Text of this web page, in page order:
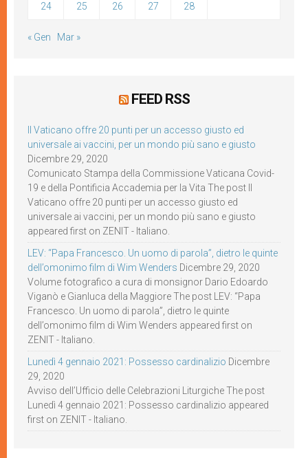
24 25 26 27 28
« Gen Mar »
FEED RSS
Il Vaticano offre 20 punti per un accesso giusto ed
universale ai vaccini, per un mondo più sano e giusto
Dicembre 29, 2020
Comunicato Stampa della Commissione Vaticana Covid-
19 e della Pontificia Accademia per la Vita The post Il
Vaticano offre 20 punti per un accesso giusto ed
universale ai vaccini, per un mondo più sano e giusto
appeared first on ZENIT - Italiano.
LEV: “Papa Francesco. Un uomo di parola”, dietro le quinte
dell’omonimo film di Wim Wenders Dicembre 29, 2020
Volume fotografico a cura di monsignor Dario Edoardo
Viganò e Gianluca della Maggiore The post LEV: “Papa
Francesco. Un uomo di parola”, dietro le quinte
dell’omonimo film di Wim Wenders appeared first on
ZENIT - Italiano.
Lunedì 4 gennaio 2021: Possesso cardinalizio Dicembre
29, 2020
Avviso dell’Ufficio delle Celebrazioni Liturgiche The post
Lunedì 4 gennaio 2021: Possesso cardinalizio appeared
first on ZENIT - Italiano.